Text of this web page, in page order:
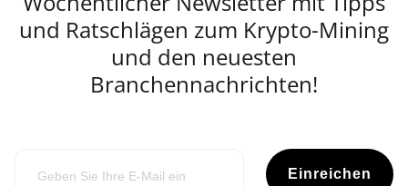
und Ratschlägen zum Krypto-Mining
und den neuesten
Branchennachrichten!
Einreichen